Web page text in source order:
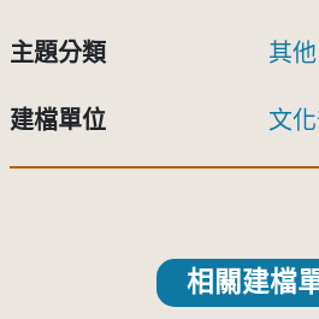
主題分類 其他
建檔單位 文
相關建檔